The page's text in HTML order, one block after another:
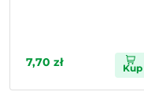
7,70 zł Kup